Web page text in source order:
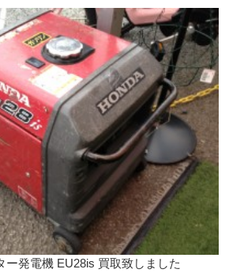
発電機 EU28is 買取致しました